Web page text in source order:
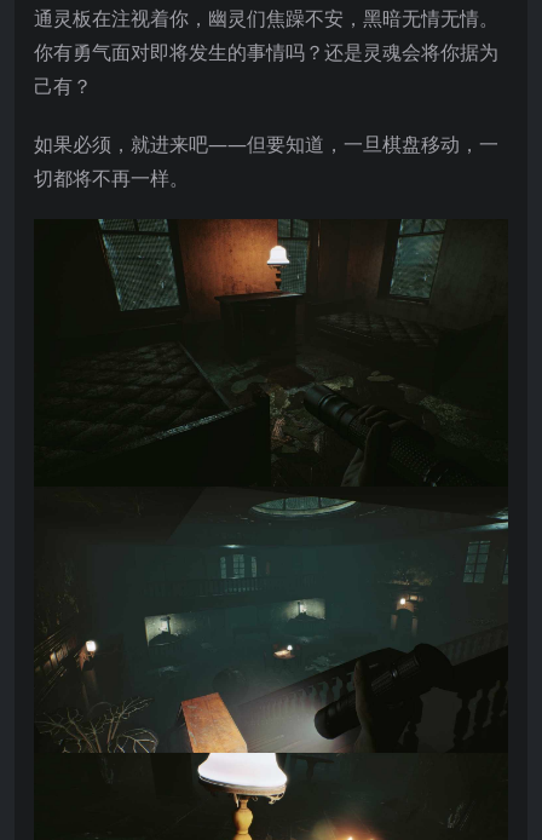
通灵板在注视着你，幽灵们焦躁不安，黑暗无情无情。
你有勇气面对即将发生的事情吗？还是灵魂会将你据为
己有？
如果必须，就进来吧——但要知道，一旦棋盘移动，一
切都将不再一样。